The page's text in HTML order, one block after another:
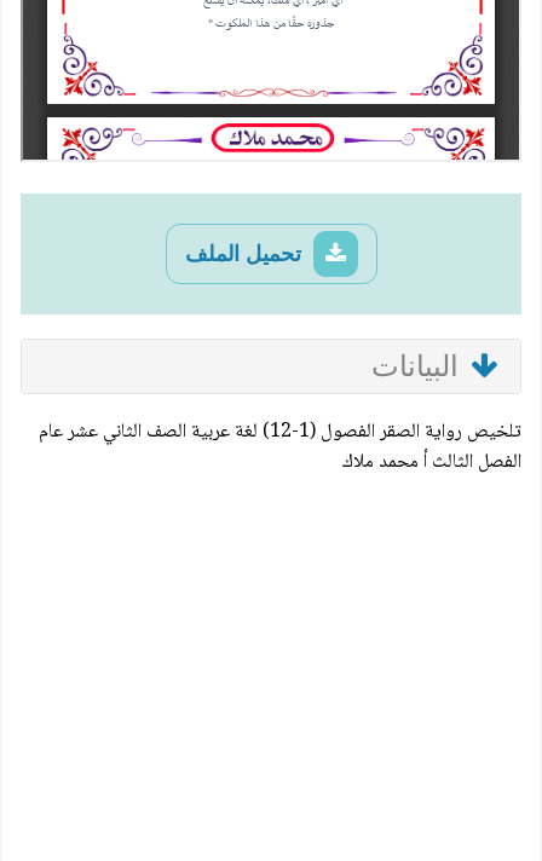
تحميل الملف
البيانات
تلخيص رواية الصقر الفصول (1-12) لغة عربية الصف الثاني عشر عام
الفصل الثالث أ محمد ملاك